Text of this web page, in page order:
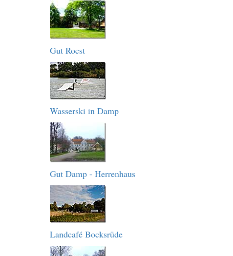
Gut Roest
Wasserski in Damp
Gut Damp - Herrenhaus
Landcafé Bocksrüde